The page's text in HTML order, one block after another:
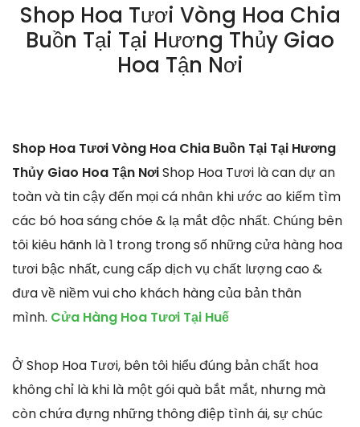
Shop Hoa Tươi Vòng Hoa Chia
Buồn Tại Tại Hương Thủy Giao
Hoa Tận Nơi
Shop Hoa Tươi Vòng Hoa Chia Buồn Tại Tại Hương
Thủy Giao Hoa Tận NơiShop Hoa Tươi là can dự an
toàn và tin cậy đến mọi cá nhân khi ước ao kiếm tìm
các bó hoa sáng chóe & lạ mắt độc nhất. Chúng bên
tôi kiêu hãnh là 1 trong trong số những cửa hàng hoa
tươi bậc nhất, cung cấp dịch vụ chất lượng cao &
đưa về niềm vui cho khách hàng của bản thân
mình. Cửa Hàng Hoa Tươi Tại Huế
Ở Shop Hoa Tươi, bên tôi hiểu đúng bản chất hoa
không chỉ là khi là một gói quà bắt mắt, nhưng mà
còn chứa đựng những thông điệp tình ái, sự chúc